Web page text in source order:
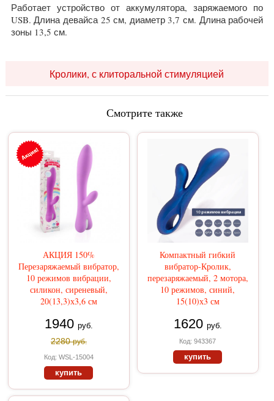
Работает устройство от аккумулятора, заряжаемого по
USB. Длина девайса 25 см, диаметр 3,7 см. Длина рабочей
зоны 13,5 см.
Кролики, с клиторальной стимуляцией
Смотрите также
АКЦИЯ 150%
Перезаряжаемый вибратор,
10 режимов вибрации,
силикон, сиреневый,
20(13,3)х3,6 см
1940 руб.
2280руб.
Код: WSL-15004
купить
Компактный гибкий
вибратор-Кролик,
перезаряжаемый, 2 мотора,
10 режимов, синий,
15(10)х3 см
1620 руб.
Код: 943367
купить